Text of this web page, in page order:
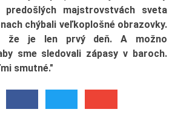
predošlých majstrovstvách sveta
chýbali veľkoplošné obrazovky.
že je len prvý deň. A možno
sme sledovali zápasy v baroch.
smutné."